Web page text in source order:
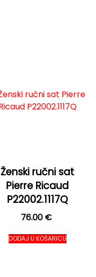
Ženski ručni sat
Pierre Ricaud
P22002.1117Q
76.00 €
DODAJ U KOŠARICU